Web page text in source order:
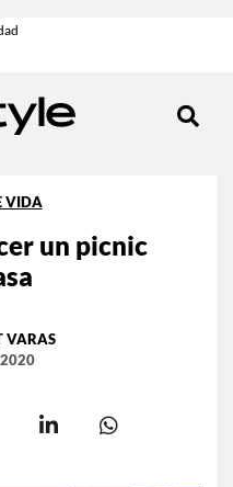
VIDA
un picnic
VARAS